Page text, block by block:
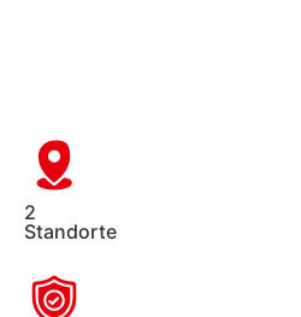
2
Standorte